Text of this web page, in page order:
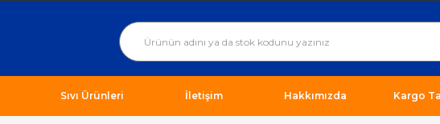
Sıvı Ürünleri İletişim Hakkımızda Kargo